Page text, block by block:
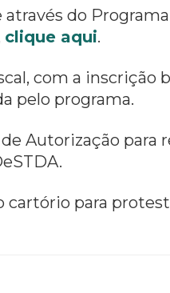
do
clique aqui.
com a inscrição
pelo programa.
Autorização para
cartório para